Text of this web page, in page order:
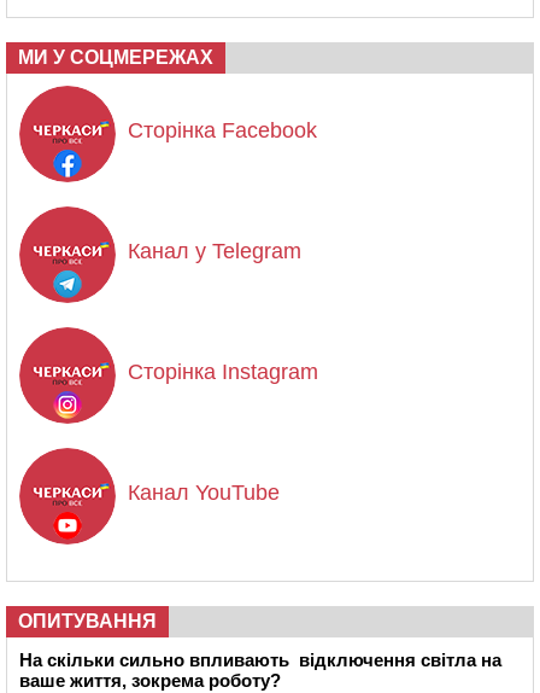
МИ У СОЦМЕРЕЖАХ
Сторінка Facebook
Канал у Telegram
Сторінка Instagram
Канал YouTube
ОПИТУВАННЯ
На скільки сильно впливають відключення світла на
ваше життя, зокрема роботу?